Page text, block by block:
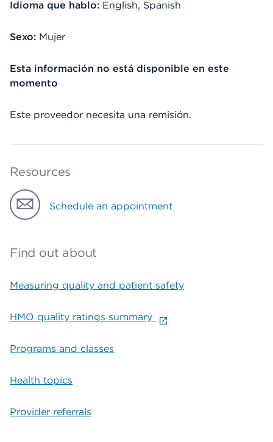
Idioma que hablo: English, Spanish
Sexo: Mujer
Esta información no está disponible en este
momento
Este proveedor necesita una remisión.
Resources
Schedule an appointment
Find out about
Measuring quality and patient safety
HMO quality ratings summary
Programs and classes
Health topics
Provider referrals